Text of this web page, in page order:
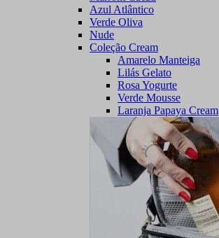
Azul Atlântico
Verde Oliva
Nude
Coleção Cream
Amarelo Manteiga
Lilás Gelato
Rosa Yogurte
Verde Mousse
Laranja Papaya Cream